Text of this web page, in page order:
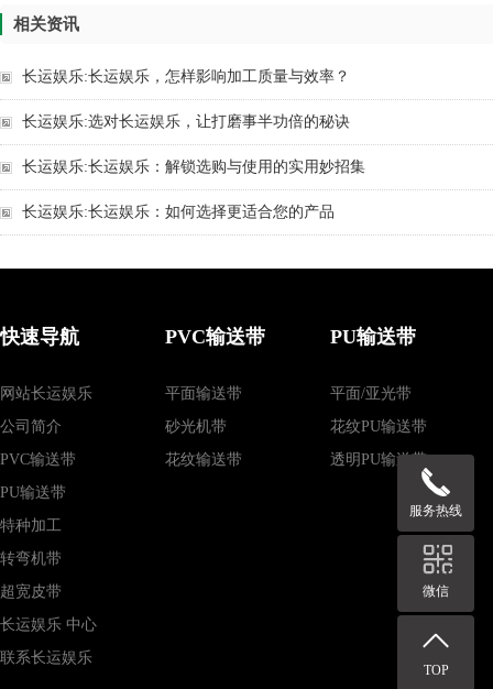
相关资讯
长运娱乐:长运娱乐，怎样影响加工质量与效率？
长运娱乐:选对长运娱乐，让打磨事半功倍的秘诀
长运娱乐:长运娱乐：解锁选购与使用的实用妙招集
长运娱乐:长运娱乐：如何选择更适合您的产品
快速导航
网站长运娱乐
公司简介
PVC输送带
PU输送带
特种加工
转弯机带
超宽皮带
长运娱乐 中心
联系长运娱乐
PVC输送带
平面输送带
砂光机带
花纹输送带
PU输送带
平面/亚光带
花纹PU输送带
透明PU输送带
服务热线
微信
TOP